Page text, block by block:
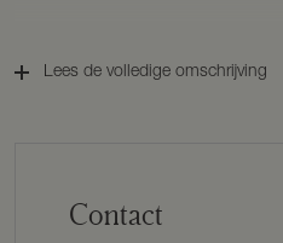
Lees de volledige omschrijving
Contact